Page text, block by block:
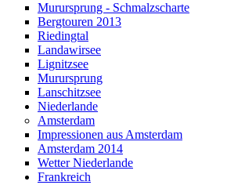
Murursprung - Schmalzscharte
Bergtouren 2013
Riedingtal
Landawirsee
Lignitzsee
Murursprung
Lanschitzsee
Niederlande
Amsterdam
Impressionen aus Amsterdam
Amsterdam 2014
Wetter Niederlande
Frankreich